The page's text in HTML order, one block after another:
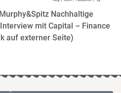
Nachhaltige
mit Capital – Finance
auf externer Seite)